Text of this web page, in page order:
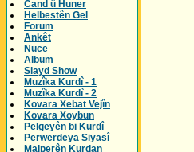
Cand û Huner
Helbestên Gel
Forum
Ankêt
Nuce
Album
Slayd Show
Muzîka Kurdî - 1
Muzîka Kurdî - 2
Kovara Xebat Vejîn
Kovara Xoybun
Pelgeyên bi Kurdî
Perwerdeya Siyasî
Malperên Kurdan